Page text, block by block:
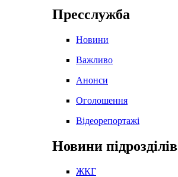
Пресслужба
Новини
Важливо
Анонси
Оголошення
Відеорепортажі
Новини підрозділів
ЖКГ